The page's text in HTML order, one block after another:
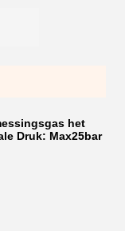
het
Druk: Max25bar